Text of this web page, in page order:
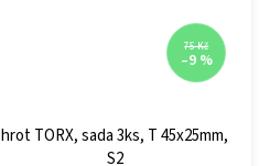
75 Kč
–9 %
hrot TORX, sada 3ks, T 45x25mm,
S2